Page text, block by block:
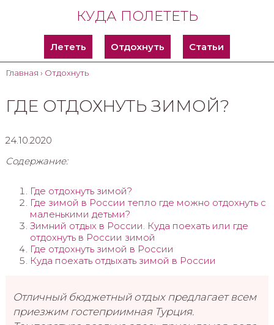
КУДА ПОЛЕТЕТЬ
Лететь Отдохнуть Статьи
Главная › Отдохнуть
ГДЕ ОТДОХНУТЬ ЗИМОЙ?
24.10.2020
Содержание:
Где отдохнуть зимой?
Где зимой в России тепло где можно отдохнуть с
маленькими детьми?
Зимний отдых в России. Куда поехать или где
отдохнуть в России зимой
Где отдохнуть зимой в России
Куда поехать отдыхать зимой в России
Отличный бюджетный отдых предлагает всем
приезжим гостеприимная Турция.